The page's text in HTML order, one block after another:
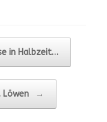
in Halbzeit…
Löwen →